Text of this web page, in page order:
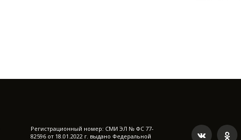
Регистрационный номер: СМИ ЭЛ № ФС 77-
82596 от 18.01.2022 г. выдано Федеральной